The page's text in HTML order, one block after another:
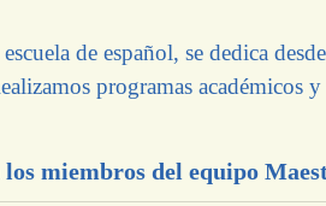
de español, se dedica
programas académicos
los miembros del equipo